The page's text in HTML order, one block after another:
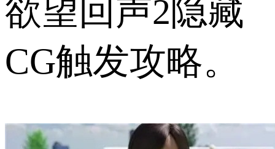
欲望回声2隐藏
CG触发攻略。